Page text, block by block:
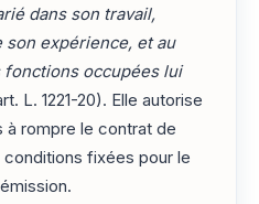
dans son travail,
son expérience, et au
fonctions occupées lui
L. 1221-20). Elle autorise
à rompre le contrat de
fixées pour le